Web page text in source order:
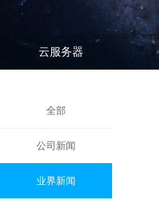
云服务器
全部
公司新闻
业界新闻